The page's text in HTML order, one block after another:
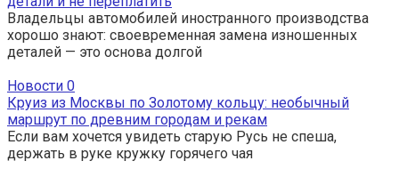
Владельцы автомобилей иностранного производства
хорошо знают: своевременная замена изношенных
деталей — это основа долгой
Новости 0
Круиз из Москвы по Золотому кольцу: необычный
маршрут по древним городам и рекам
Если вам хочется увидеть старую Русь не спеша,
держать в руке кружку горячего чая